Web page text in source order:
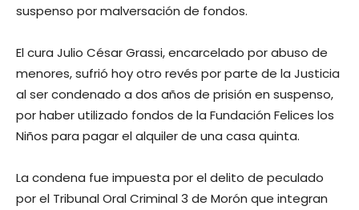
suspenso por malversación de fondos.
El cura Julio César Grassi, encarcelado por abuso de
menores, sufrió hoy otro revés por parte de la Justicia
al ser condenado a dos años de prisión en suspenso,
por haber utilizado fondos de la Fundación Felices los
Niños para pagar el alquiler de una casa quinta.
La condena fue impuesta por el delito de peculado
por el Tribunal Oral Criminal 3 de Morón que integran